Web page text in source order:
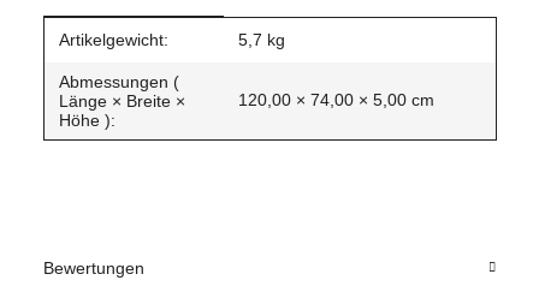
Produkteigenschaft
Wert
Artikelgewicht: 5,7 kg
Abmessungen (
Länge × Breite ×
Höhe ):
120,00 × 74,00 × 5,00 cm
Bewertungen